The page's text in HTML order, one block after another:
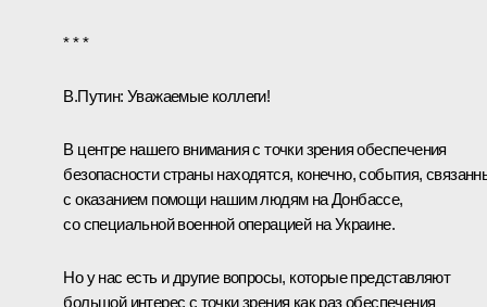
* * *
В.Путин: Уважаемые коллеги!
В центре нашего внимания с точки зрения обеспечения
безопасности страны находятся, конечно, события,
с оказанием помощи нашим людям на Донбассе,
со специальной военной операцией на Украине.
Но у нас есть и другие вопросы, которые представляют
большой интерес с точки зрения как раз обеспечения